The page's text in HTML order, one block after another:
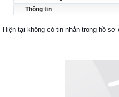
Thông tin
Hiện tại không có tin nhắn trong hồ sơ